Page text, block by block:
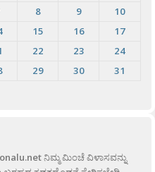
8 9
10
15 16
17
22 23
24
29 30
31
ನಿಮ್ಮ ಮಿಂಚೆ ವಿಳಾಸವನ್ನು